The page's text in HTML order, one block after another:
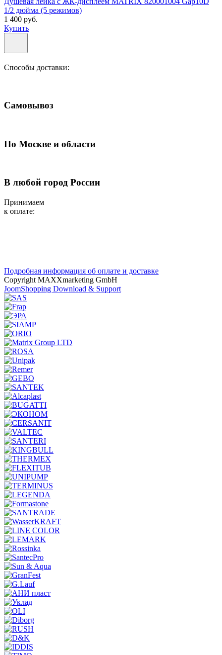
1/2 дюйма (5 режимов)
1 400 руб.
Купить
Способы доставки:
Самовывоз
По Москве и области
В любой город России
Принимаем
к оплате:
Подробная информация об оплате и доставке
Copyright MAXXmarketing GmbH
JoomShopping Download & Support